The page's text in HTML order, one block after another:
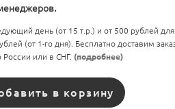
день (от 15 т.р.) и от 500 рублей для
(от 1-го дня). Бесплатно доставим
или в СНГ. (подробнее)
в корзину